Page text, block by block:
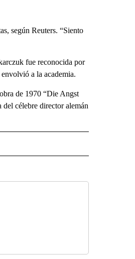
según Reuters. “Siento
fue reconocida por
a la academia.
de 1970 “Die Angst
célebre director alemán
ON "NEWS".